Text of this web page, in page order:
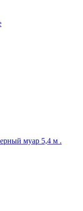
муар 5,4 м .